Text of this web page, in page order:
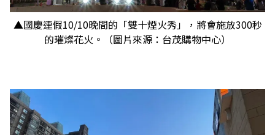
▲國慶連假10/10晚間的「雙十煙火秀」，將會施放300秒
的璀燦花火。（圖片來源：台茂購物中心）